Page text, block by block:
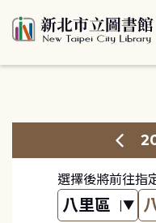
選擇後將前往指